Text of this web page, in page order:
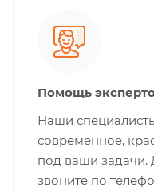
Помощь
Наши
современное,
под ваши задачи.
звоните по